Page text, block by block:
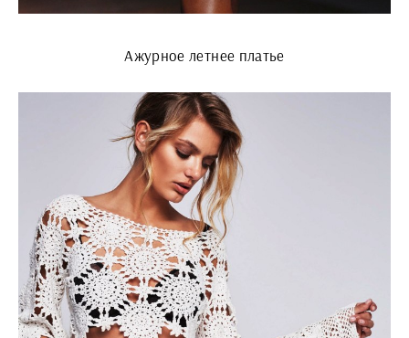
Ажурное летнее платье